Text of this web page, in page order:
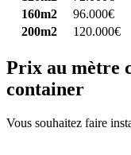
160m2
96.000€
200m2
120.000€
Prix au mètre
container
Vous souhaitez faire